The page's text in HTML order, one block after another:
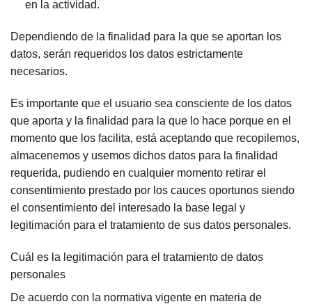
en la actividad.
Dependiendo de la finalidad para la que se aportan los
datos, serán requeridos los datos estrictamente
necesarios.
Es importante que el usuario sea consciente de los datos
que aporta y la finalidad para la que lo hace porque en el
momento que los facilita, está aceptando que recopilemos,
almacenemos y usemos dichos datos para la finalidad
requerida, pudiendo en cualquier momento retirar el
consentimiento prestado por los cauces oportunos siendo
el consentimiento del interesado la base legal y
legitimación para el tratamiento de sus datos personales.
Cuál es la legitimación para el tratamiento de datos
personales
De acuerdo con la normativa vigente en materia de